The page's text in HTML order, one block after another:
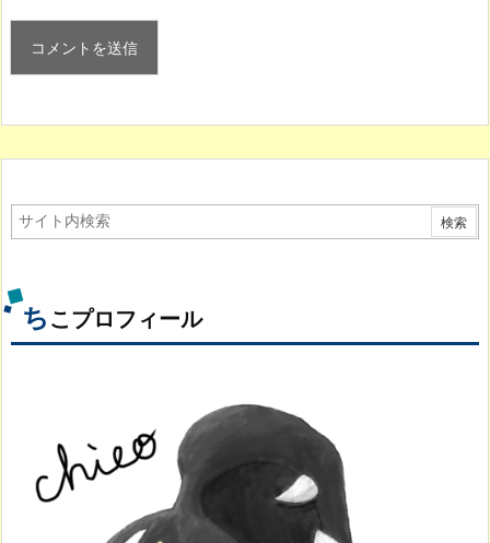
ち こプロフィール